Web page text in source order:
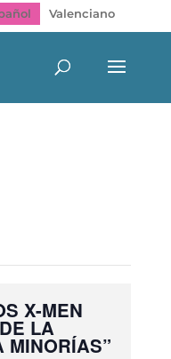
Valenciano
X-MEN
LA
MINORÍAS”